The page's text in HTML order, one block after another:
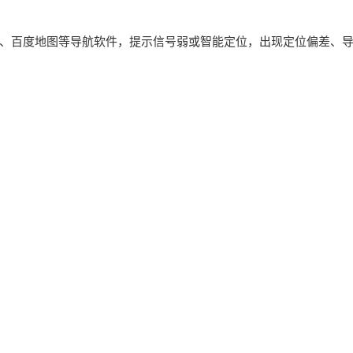
百度地图等导航软件，提示信号弱或智能定位，出现定位偏差、